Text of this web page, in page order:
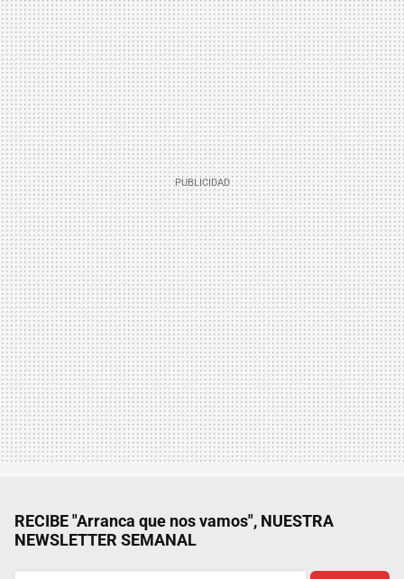
RECIBE "Arranca que nos vamos", NUESTRA
NEWSLETTER SEMANAL